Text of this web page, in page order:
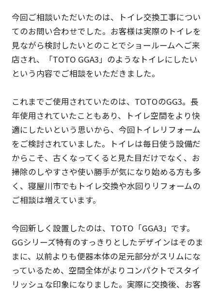
今回ご相談いただいたのは、トイレ交換工事につい
てのお問い合わせでした。お客様は実際のトイレを
見ながら検討したいとのことでショールームへご来
店され、「TOTO GGA3」のようなトイレにしたい
という内容でご相談をいただきました。
これまでご使用されていたのは、TOTOのGG3。長
年使用されていたこともあり、トイレ空間をより快
適にしたいという思いから、今回トイレリフォーム
をご検討されていました。トイレは毎日使う設備だ
からこそ、古くなってくると見た目だけでなく、お
掃除のしやすさや使い勝手が気になり始める方も多
く、寝屋川市でもトイレ交換や水回りリフォームの
ご相談は増えています。
今回新しく設置したのは、TOTO「GGA3」です。
GGシリーズ特有のすっきりとしたデザインはそのま
まに、以前よりも便器本体の足元部分がスリムにな
っているため、空間全体がよりコンパクトでスタイ
リッシュな印象になりました。実際に交換後、お客